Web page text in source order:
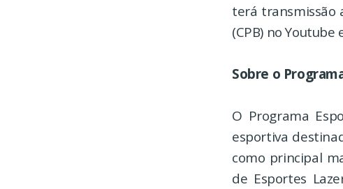
terá transmissão
(CPB) no Youtube
Sobre o
O Programa
esportiva
como principal
de Esportes